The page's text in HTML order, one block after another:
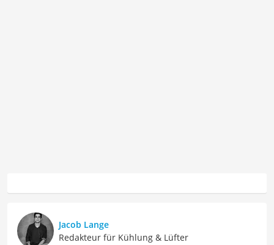
Jacob Lange
Redakteur für Kühlung & Lüfter